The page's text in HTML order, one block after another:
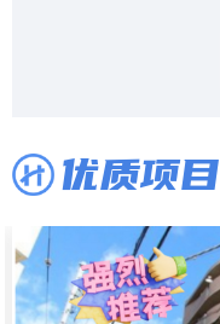
优质项目